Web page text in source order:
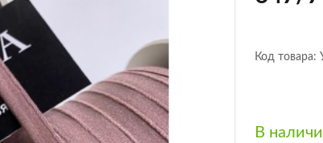
Код товара:
В